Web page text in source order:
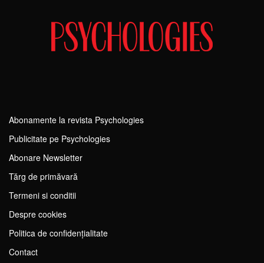
Abonamente la revista Psychologies
Publicitate pe Psychologies
Abonare Newsletter
Tărg de primăvară
Termeni si conditii
Despre cookies
Politica de confidențialitate
Contact